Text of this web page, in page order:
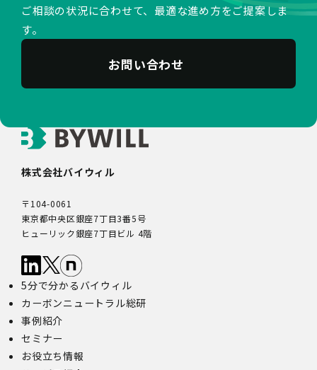
Google、Meta（Facebook）、X（Twitter）を含む第
社の広告が掲載されています。
第三者配信事業者は、Cookie等の識別情報を使用して、
当社のウェブサイトへの訪問・行動履歴情報に基づいて広
ないデータに不可逆変換した上で第三者配信事業者におい
て照合を行い、その結果に基づいて広告を配信することが
以外の目的で利用することはありません。
10.保有個人データの開示等
当社の保有個人データについて、利用目的の通知・開示・
内容の訂正・追加又は削除・利用の停止・消去、第三者へ
の提供の停止及び第三者提供記録の開示（以下「開示等」
といいます。）をご希望の場合は、本人又はその代理人か
らのお申し出であることを確認した上で対応いたします。
もし、ご希望の全部又は一部に応じられない場合はその理
由をご説明いたします。
出に関する連絡・事務手続に必要な範囲でのみ利用しま
す。
ご相談の状況に合わせて、最適な進め方をご提案しま
す。
お問い合わせ
株式会社バイウィル
〒104-0061
東京都中央区銀座7丁目3番5号
ヒューリック銀座7丁目ビル 4階
5分で分かるバイウィル
カーボンニュートラル総研
事例紹介
セミナー
お役立ち情報